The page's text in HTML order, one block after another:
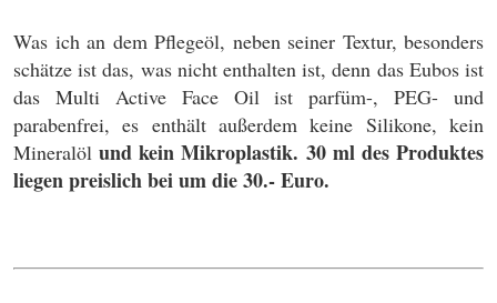
Was ich an dem Pflegeöl, neben seiner Textur, besonders
schätze ist das, was nicht enthalten ist, denn das Eubos ist
das Multi Active Face Oil ist parfüm-, PEG- und
parabenfrei, es enthält außerdem keine Silikone, kein
Mineralölund kein Mikroplastik. 30 ml des Produktes
liegen preislich bei um die 30.- Euro.